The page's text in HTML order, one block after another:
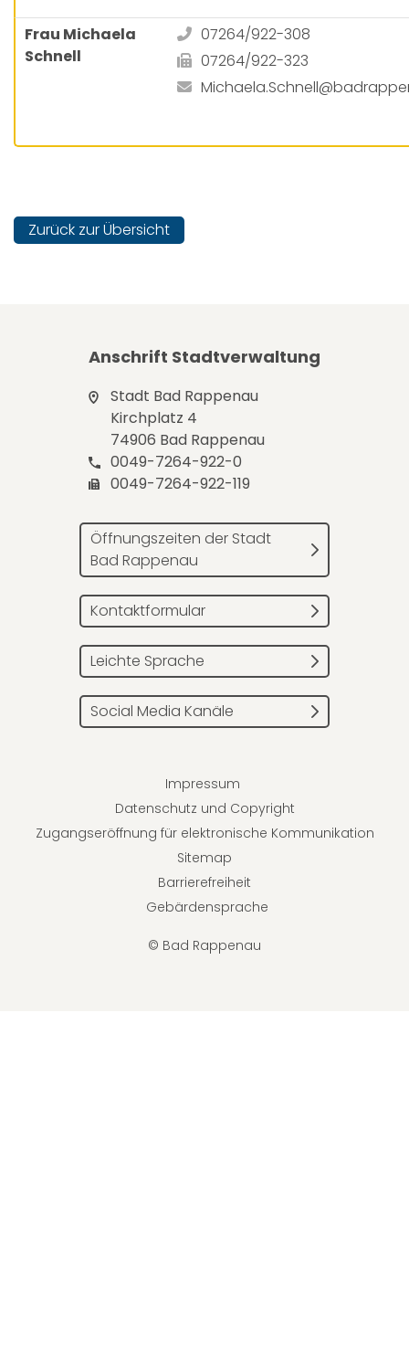
Frau Michaela
Schnell
07264/922-308
07264/922-323
Zurück zur Übersicht
Anschrift Stadtverwaltung
Stadt Bad Rappenau
Kirchplatz 4
74906 Bad Rappenau
0049-7264-922-0
0049-7264-922-119
Öffnungszeiten der Stadt
Bad Rappenau
Kontaktformular
Leichte Sprache
Social Media Kanäle
© Bad Rappenau
Impressum
Datenschutz und Copyright
Zugangseröffnung für elektronische Kommunikation
Sitemap
Barrierefreiheit
Gebärdensprache